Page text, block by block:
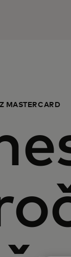
MASTERCARD